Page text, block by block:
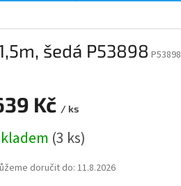
šedá P53898 P53898
Kč / ks
(3 ks)
doručit do:11.8.2026